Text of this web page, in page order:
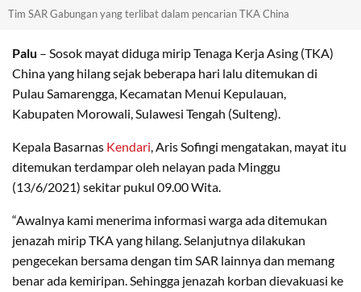
Tim SAR Gabungan yang terlibat dalam pencarian TKA China
Palu – Sosok mayat diduga mirip Tenaga Kerja Asing (TKA)
China yang hilang sejak beberapa hari lalu ditemukan di
Pulau Samarengga, Kecamatan Menui Kepulauan,
Kabupaten Morowali, Sulawesi Tengah (Sulteng).
Kepala Basarnas Kendari, Aris Sofingi mengatakan, mayat itu
ditemukan terdampar oleh nelayan pada Minggu
(13/6/2021) sekitar pukul 09.00 Wita.
“Awalnya kami menerima informasi warga ada ditemukan
jenazah mirip TKA yang hilang. Selanjutnya dilakukan
pengecekan bersama dengan tim SAR lainnya dan memang
benar ada kemiripan. Sehingga jenazah korban dievakuasi ke